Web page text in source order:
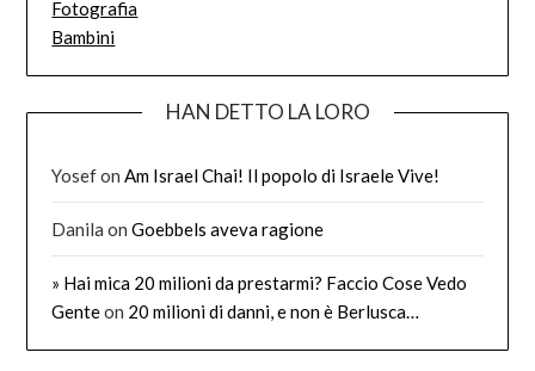
Fotografia
Bambini
HAN DETTO LA LORO
YosefonAm Israel Chai! Il popolo di Israele Vive!
Danila onGoebbels aveva ragione
» Hai mica 20 milioni da prestarmi? Faccio Cose Vedo
Genteon 20 milioni di danni, e non è Berlusca…